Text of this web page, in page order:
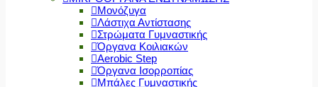
Μονόζυγα
Λάστιχα Αντίστασης
Στρώματα Γυμναστικής
Όργανα Κοιλιακών
Aerobic Step
Όργανα Ισορροπίας
Μπάλες Γυμναστικής